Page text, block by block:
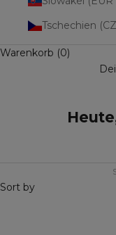
Tschechien
Warenkorb (0)
Sort by